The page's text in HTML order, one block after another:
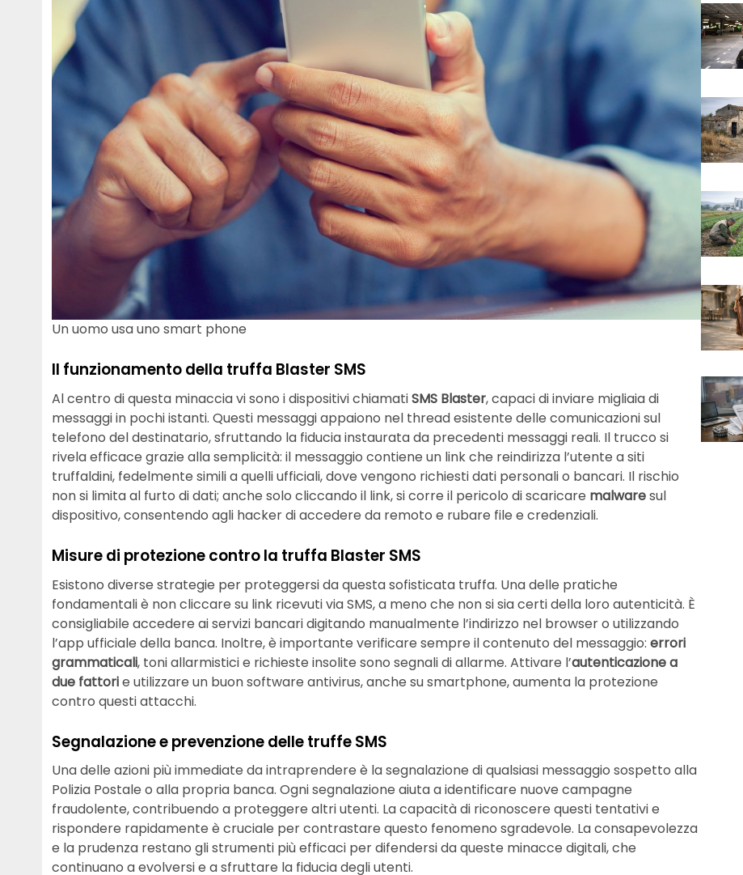
Un uomo usa uno smart phone
Il funzionamento della truffa Blaster SMS
Al centro di questa minaccia vi sono i dispositivi chiamatiSMS Blaster, capaci di inviare migliaia di
messaggi in pochi istanti. Questi messaggi appaiono nel thread esistente delle comunicazioni sul
telefono del destinatario, sfruttando la fiducia instaurata da precedenti messaggi reali. Il trucco si
rivela efficace grazie alla semplicità: il messaggio contiene un link che reindirizza l’utente a siti
truffaldini, fedelmente simili a quelli ufficiali, dove vengono richiesti dati personali o bancari. Il rischio
non si limita al furto di dati; anche solo cliccando il link, si corre il pericolo di scaricare malwaresul
dispositivo, consentendo agli hacker di accedere da remoto e rubare file e credenziali.
Misure di protezione contro la truffa Blaster SMS
Esistono diverse strategie per proteggersi da questa sofisticata truffa. Una delle pratiche
fondamentali è non cliccare su link ricevuti via SMS, a meno che non si sia certi della loro autenticità. È
consigliabile accedere ai servizi bancari digitando manualmente l’indirizzo nel browser o utilizzando
l’app ufficiale della banca. Inoltre, è importante verificare sempre il contenuto del messaggio: errori
grammaticali, toni allarmistici e richieste insolite sono segnali di allarme. Attivare l’autenticazione a
due fattorie utilizzare un buon software antivirus, anche su smartphone, aumenta la protezione
contro questi attacchi.
Segnalazione e prevenzione delle truffe SMS
Una delle azioni più immediate da intraprendere è la segnalazione di qualsiasi messaggio sospetto alla
Polizia Postale o alla propria banca. Ogni segnalazione aiuta a identificare nuove campagne
fraudolente, contribuendo a proteggere altri utenti. La capacità di riconoscere questi tentativi e
rispondere rapidamente è cruciale per contrastare questo fenomeno sgradevole. La consapevolezza
e la prudenza restano gli strumenti più efficaci per difendersi da queste minacce digitali, che
continuano a evolversi e a sfruttare la fiducia degli utenti.